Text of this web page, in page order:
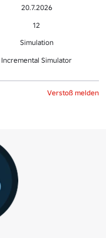
20.7.2026
12
Simulation
Incremental Simulator
Verstoß melden